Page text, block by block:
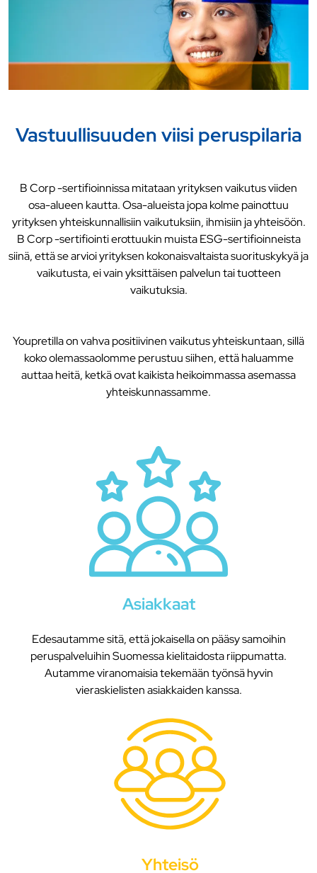
Vastuullisuuden viisi peruspilaria
B Corp -sertifioinnissa mitataan yrityksen vaikutus viiden
osa-alueen kautta. Osa-alueista jopa kolme painottuu
yrityksen yhteiskunnallisiin vaikutuksiin, ihmisiin ja yhteisöön.
B Corp -sertifiointi erottuukin muista ESG-sertifioinneista
siinä, että se arvioi yrityksen kokonaisvaltaista suorituskykyä ja
vaikutusta, ei vain yksittäisen palvelun tai tuotteen
vaikutuksia.
Youpretilla on vahva positiivinen vaikutus yhteiskuntaan, sillä
koko olemassaolomme perustuu siihen, että haluamme
auttaa heitä, ketkä ovat kaikista heikoimmassa asemassa
yhteiskunnassamme.
Asiakkaat
Edesautamme sitä, että jokaisella on pääsy samoihin
peruspalveluihin Suomessa kielitaidosta riippumatta.
Autamme viranomaisia tekemään työnsä hyvin
vieraskielisten asiakkaiden kanssa.
Yhteisö